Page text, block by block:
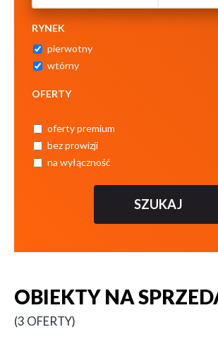
RYNEK
pierwotny
wtórny
OFERTY
oferty premium
bez prowizji
na wyłączność
OBIEKTY NA
3 OFERTY